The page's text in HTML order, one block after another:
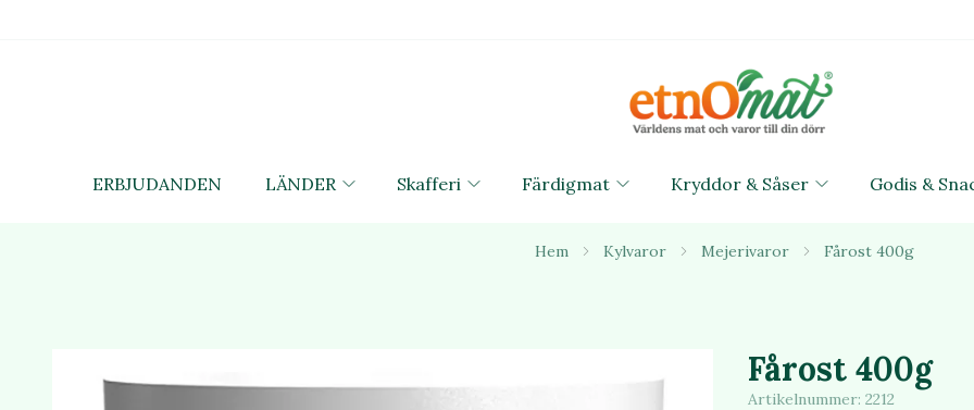
ERBJUDANDEN LÄNDER Skafferi Färdigmat Kryddor & Såser Godis &
Hem Kylvaror Mejerivaror Fårost 400g
Fårost 400g
Artikelnummer: 2212